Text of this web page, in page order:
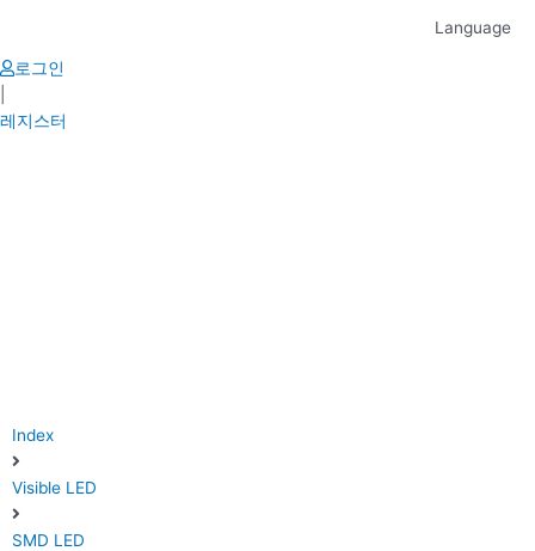
content
Language
로그인
레지스터
Index
Visible LED
SMD LED